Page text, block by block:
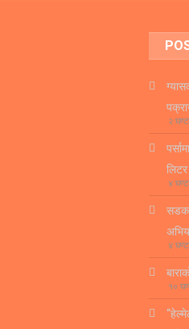
२
४
सडक
४
१०